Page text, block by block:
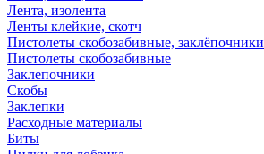
Лента, изолента
Ленты клейкие, скотч
Пистолеты скобозабивные, заклёпочники
Пистолеты скобозабивные
Заклепочники
Скобы
Заклепки
Расходные материалы
Биты